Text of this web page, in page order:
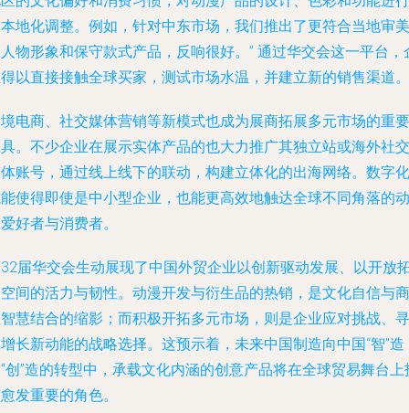
地化调整。例如，针对中东市场，我们推出了更符合当地审美
物形象和保守款式产品，反响很好。” 通过华交会这一平台，
以直接接触全球买家，测试市场水温，并建立新的销售渠道。
电商、社交媒体营销等新模式也成为展商拓展多元市场的重要
。不少企业在展示实体产品的也大力推广其独立站或海外社交
账号，通过线上线下的联动，构建立体化的出海网络。数字化
使得即使是中小型企业，也能更高效地触达全球不同角落的动
好者与消费者。
届华交会生动展现了中国外贸企业以创新驱动发展、以开放
间的活力与韧性。动漫开发与衍生品的热销，是文化自信与商
慧结合的缩影；而积极开拓多元市场，则是企业应对挑战、寻
长新动能的战略选择。这预示着，未来中国制造向中国“智”造
创”造的转型中，承载文化内涵的创意产品将在全球贸易舞台上
发重要的角色。